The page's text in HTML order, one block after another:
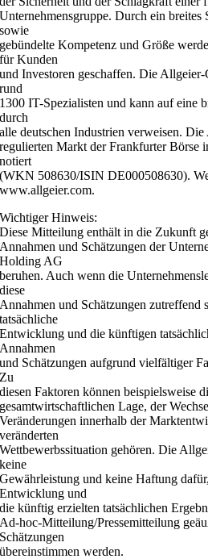
Unternehmensgruppe. Durch ein breites
sowie
gebündelte Kompetenz und Größe
für Kunden
und Investoren geschaffen. Die
rund
1300 IT-Spezialisten und kann auf eine
durch
alle deutschen Industrien verweisen.
regulierten Markt der Frankfurter Börse
notiert
(WKN 508630/ISIN DE000508630).
www.allgeier.com.
Wichtiger Hinweis:
Diese Mitteilung enthält in die Zukunft
Annahmen und Schätzungen der
Holding AG
beruhen. Auch wenn die
diese
Annahmen und Schätzungen zutreffend
tatsächliche
Entwicklung und die künftigen
Annahmen
und Schätzungen aufgrund vielfältiger
Zu
diesen Faktoren können beispielsweise
gesamtwirtschaftlichen Lage, der
Veränderungen innerhalb der
veränderten
Wettbewerbssituation gehören. Die
keine
Gewährleistung und keine Haftung
Entwicklung und
die künftig erzielten tatsächlichen
Ad-hoc-Mitteilung/Pressemitteilung
Schätzungen
übereinstimmen werden.